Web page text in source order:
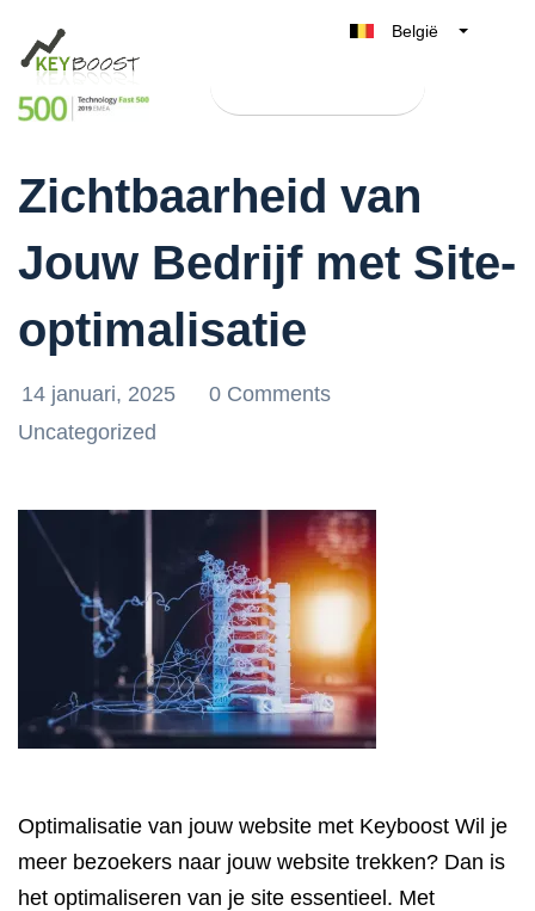
België
Nederland
UK
España
Verbeter de Online
Zichtbaarheid van
Jouw Bedrijf met Site-
optimalisatie
14 januari, 2025
0 Comments
Uncategorized
Optimalisatie van jouw website met Keyboost Wil je
meer bezoekers naar jouw website trekken? Dan is
het optimaliseren van je site essentieel. Met